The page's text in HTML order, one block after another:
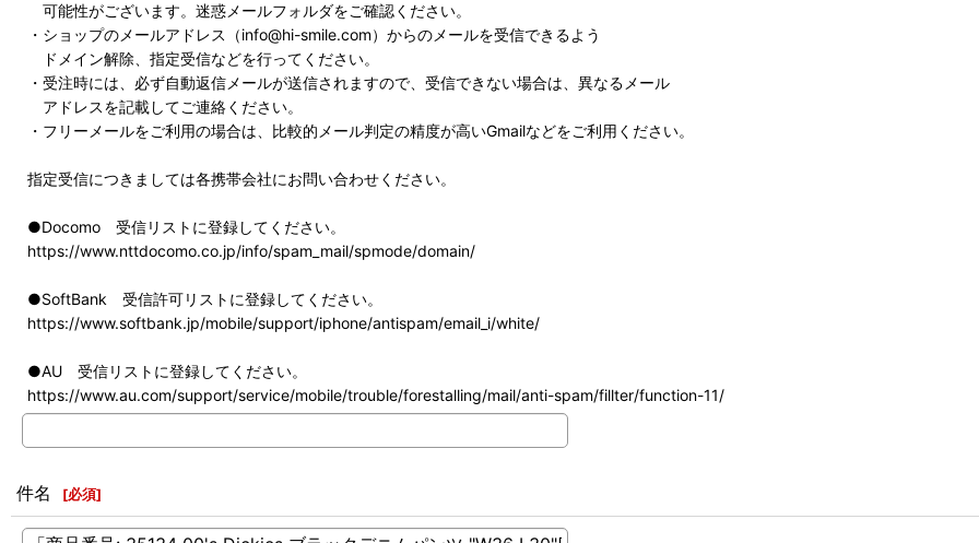
可能性がございます。迷惑メールフォルダをご確認ください。
・ショップのメールアドレス（info@hi-smile.com）からのメールを受信できるよう
ドメイン解除、指定受信などを行ってください。
・受注時には、必ず自動返信メールが送信されますので、受信できない場合は、異なるメール
アドレスを記載してご連絡ください。
・フリーメールをご利用の場合は、比較的メール判定の精度が高いGmailなどをご利用ください。
指定受信につきましては各携帯会社にお問い合わせください。
●Docomo 受信リストに登録してください。
https://www.nttdocomo.co.jp/info/spam_mail/spmode/domain/
●SoftBank 受信許可リストに登録してください。
https://www.softbank.jp/mobile/support/iphone/antispam/email_i/white/
●AU 受信リストに登録してください。
https://www.au.com/support/service/mobile/trouble/forestalling/mail/anti-spam/fillter/function-11/
件名 [必須]